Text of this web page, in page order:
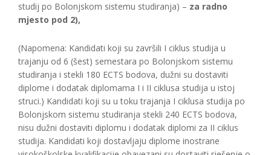
studij po Bolonjskom sistemu studiranja) – za radno
mjesto pod 2),
(Napomena: Kandidati koji su završili I ciklus studija u
trajanju od 6 (šest) semestara po Bolonjskom sistemu
studiranja i stekli 180 ECTS bodova, dužni su dostaviti
diplome i dodatak diplomama I i II ciklusa studija u istoj
struci.) Kandidati koji su u toku trajanja I ciklusa studija po
Bolonjskom sistemu studiranja stekli 240 ECTS bodova,
nisu dužni dostaviti diplomu i dodatak diplomi za II ciklus
studija. Kandidati koji dostavljaju diplome inostrane